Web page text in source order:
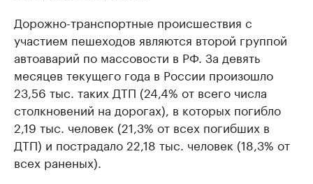
Дорожно-транспортные происшествия с
участием пешеходов являются второй группой
автоаварий по массовости в РФ. За девять
месяцев текущего года в России произошло
23,56 тыс. таких ДТП (24,4% от всего числа
столкновений на дорогах), в которых погибло
2,19 тыс. человек (21,3% от всех погибших в
ДТП) и пострадало 22,18 тыс. человек (18,3% от
всех раненых).